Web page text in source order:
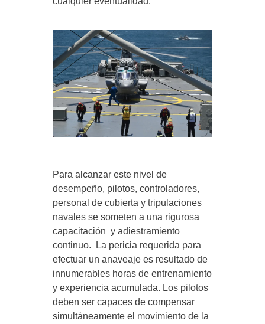
Para alcanzar este nivel de
desempeño, pilotos, controladores,
personal de cubierta y tripulaciones
navales se someten a una rigurosa
capacitación y adiestramiento
continuo. La pericia requerida para
efectuar un anaveaje es resultado de
innumerables horas de entrenamiento
y experiencia acumulada. Los pilotos
deben ser capaces de compensar
simultáneamente el movimiento de la